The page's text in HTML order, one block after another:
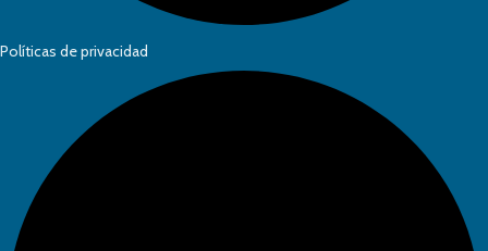
Políticas de privacidad